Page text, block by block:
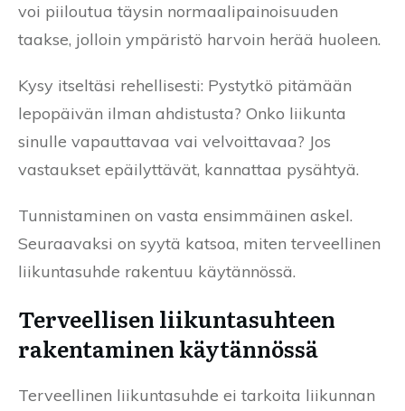
voi piiloutua täysin normaalipainoisuuden
taakse, jolloin ympäristö harvoin herää huoleen.
Kysy itseltäsi rehellisesti: Pystytkö pitämään
lepopäivän ilman ahdistusta? Onko liikunta
sinulle vapauttavaa vai velvoittavaa? Jos
vastaukset epäilyttävät, kannattaa pysähtyä.
Tunnistaminen on vasta ensimmäinen askel.
Seuraavaksi on syytä katsoa, miten terveellinen
liikuntasuhde rakentuu käytännössä.
Terveellisen liikuntasuhteen
rakentaminen käytännössä
Terveellinen liikuntasuhde ei tarkoita liikunnan